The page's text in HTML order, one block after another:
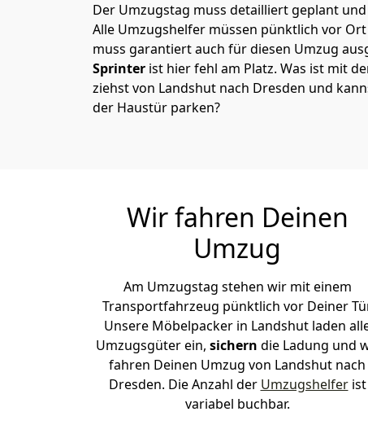
Der Umzugstag muss detailliert geplant
Alle Umzugshelfer müssen pünktlich vor
muss garantiert auch für diesen Umzug
Sprinter ist hier fehl am Platz. Was ist mit
ziehst von Landshut nach Dresden und
der Haustür parken?
Wir fahren Deinen
Umzug
Am Umzugstag stehen wir mit einem
Transportfahrzeug pünktlich vor Deiner
Unsere Möbelpacker in Landshut laden
Umzugsgüter ein, sichern die Ladung und
fahren Deinen Umzug von Landshut nach
Dresden. Die Anzahl der Umzugshelferist
variabel buchbar.